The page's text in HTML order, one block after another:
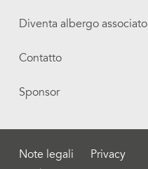
Diventa albergo associato
Contatto
Sponsor
Note legali Privacy